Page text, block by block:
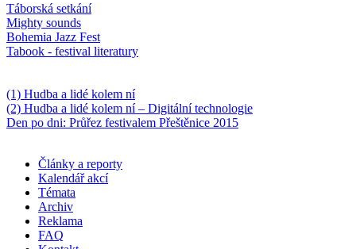
Táborská setkání
Mighty sounds
Bohemia Jazz Fest
Tabook - festival literatury
(1) Hudba a lidé kolem ní
(2) Hudba a lidé kolem ní – Digitální technologie
Den po dni: Průřez festivalem Přeštěnice 2015
Články a reporty
Kalendář akcí
Témata
Archiv
Reklama
FAQ